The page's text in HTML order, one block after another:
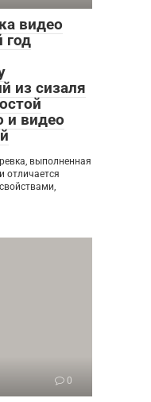
видео
год
из сизаля
и видео
выполненная
отличается
0